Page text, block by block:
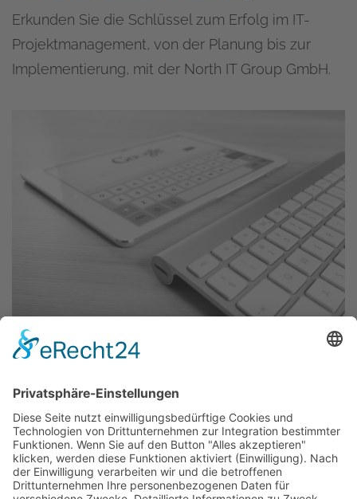
Erkunden Sie die Schlüssel zum Erfolg im IT-
Projektmanagement, von der Planung bis zur
Implementierung, mit der North IT Group GmbH.
27.05.2024
IT-Governance: Ein Leitfaden | North IT
Group GmbH
IT-Governance: Ein Leitfaden zur Integration von
IT in Unternehmensstrategien, Risikomanagement